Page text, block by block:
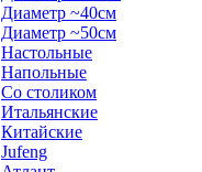
Диаметр ~40см
Диаметр ~50см
Настольные
Напольные
Со столиком
Итальянские
Китайские
Jufeng